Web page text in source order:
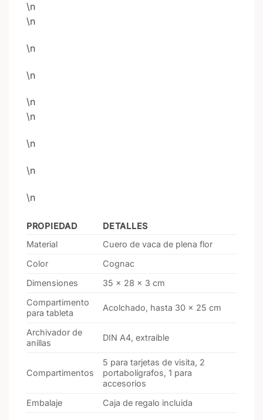
\n
\n
\n
\n
\n
\n
\n
\n
\n
PROPIEDAD
DETALLES
Material
Cuero de vaca de plena flor
Color
Cognac
Dimensiones
35 × 28 × 3 cm
Compartimento
para tableta
Acolchado, hasta 30 × 25 cm
Archivador de
anillas
DIN A4, extraíble
Compartimentos
5 para tarjetas de visita, 2
portabolígrafos, 1 para
accesorios
Embalaje
Caja de regalo incluida